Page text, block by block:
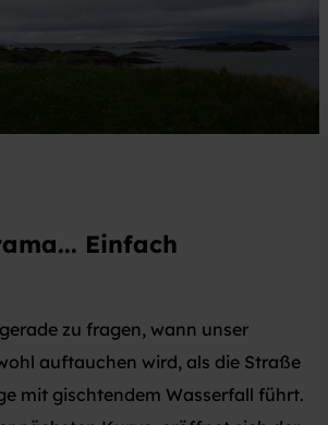
Einfach
zu fragen, wann unser
auftauchen wird, als die Straße
mit gischtendem Wasserfall führt.